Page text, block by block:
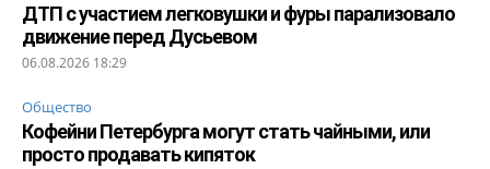
ДТП с участием легковушки и фуры парализовало
движение перед Дусьевом
06.08.2026 18:29
Общество
Кофейни Петербурга могут стать чайными, или
просто продавать кипяток